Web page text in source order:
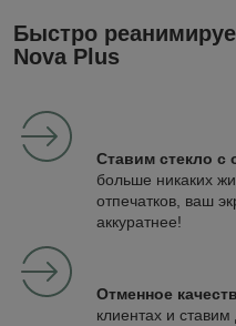
Быстро
Nova Plus
Ставим стекло
больше никаких
отпечатков, ваш
аккуратнее!
Отменное
клиентах и